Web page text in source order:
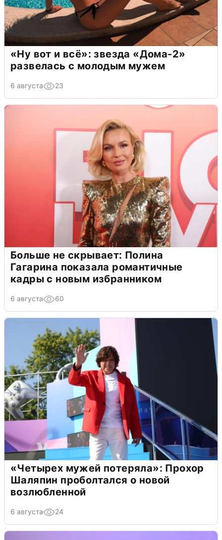
«Ну вот и всё»: звезда «Дома-2»
развелась с молодым мужем
6 августа 23
Больше не скрывает: Полина
Гагарина показала романтичные
кадры с новым избранником
6 августа 60
«Четырех мужей потеряла»: Прохор
Шаляпин проболтался о новой
возлюбленной
6 августа 24